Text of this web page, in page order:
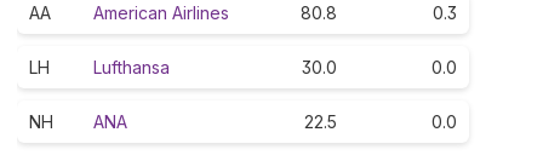
AA American Airlines 80.8 0.3
LH Lufthansa 30.0 0.0
NH ANA 22.5 0.0